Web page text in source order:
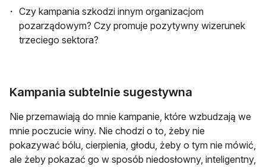
Czy kampania szkodzi innym organizacjom
pozarządowym? Czy promuje pozytywny wizerunek
trzeciego sektora?
Kampania subtelnie sugestywna
Nie przemawiają do mnie kampanie, które wzbudzają we
mnie poczucie winy. Nie chodzi o to, żeby nie
pokazywać bólu, cierpienia, głodu, żeby o tym nie mówić,
ale żeby pokazać go w sposób niedosłowny, inteligentny,